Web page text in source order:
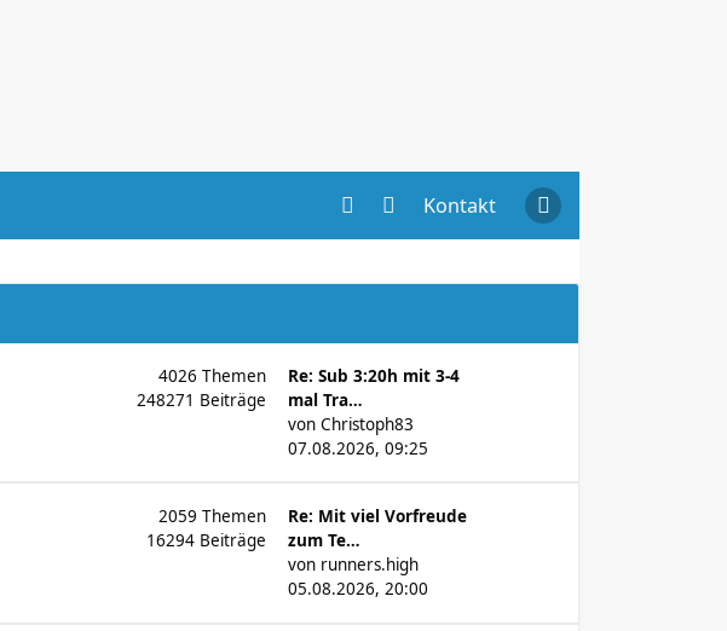
Kontakt
4026Themen
248271 Beiträge
Re: Sub 3:20h mit 3-4
mal Tra…
vonChristoph83
07.08.2026, 09:25
2059Themen
16294 Beiträge
Re: Mit viel Vorfreude
zum Te…
von runners.high
05.08.2026, 20:00